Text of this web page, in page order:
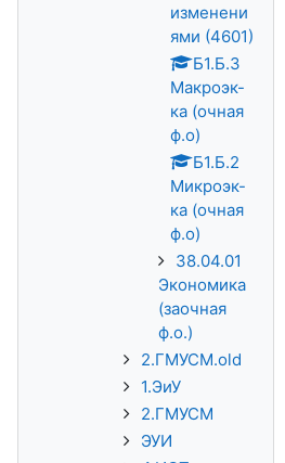
изменени
ями (4601)
Б1.Б.3
Макроэк-
ка (очная
ф.о)
Б1.Б.2
Микроэк-
ка (очная
ф.о)
38.04.01
Экономика
(заочная
ф.о.)
2.ГМУСМ.old
1.ЭиУ
2.ГМУСМ
ЭУИ